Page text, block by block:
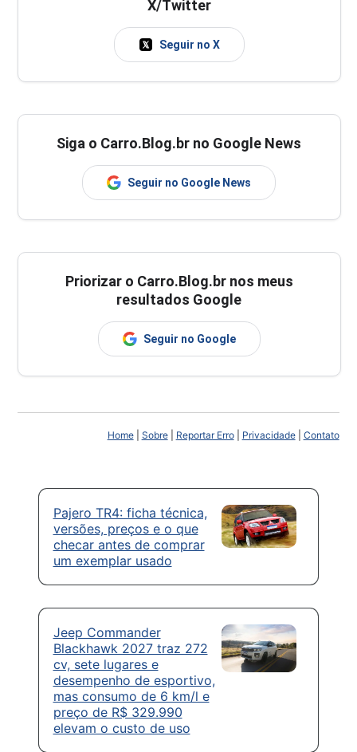
X/Twitter
Seguir no X
Siga o Carro.Blog.br no Google News
Seguir no Google News
Priorizar o Carro.Blog.br nos meus
resultados Google
Seguir no Google
Home| Sobre| Reportar Erro| Privacidade| Contato
Pajero TR4: ficha técnica,
versões, preços e o que
checar antes de comprar
um exemplar usado
Jeep Commander
Blackhawk 2027 traz 272
cv, sete lugares e
desempenho de esportivo,
mas consumo de 6 km/l e
preço de R$ 329.990
elevam o custo de uso